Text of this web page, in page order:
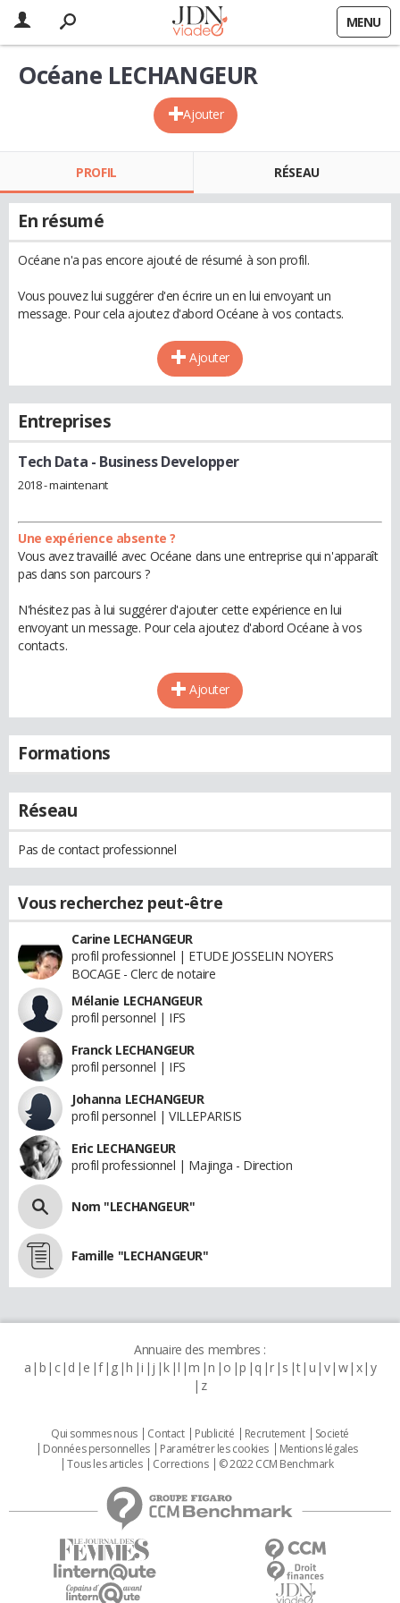
MENU
Ajouter
Océane LECHANGEUR
PROFIL RÉSEAU
En résumé
Océane n'a pas encore ajouté de résumé à son profil.
Vous pouvez lui suggérer d'en écrire un en lui envoyant un
message. Pour cela ajoutez d'abord Océane à vos contacts.
Ajouter
Entreprises
Tech Data - Business Developper
2018 - maintenant
Une expérience absente ?
Vous avez travaillé avec Océane dans une entreprise qui n'apparaît
pas dans son parcours ?
N'hésitez pas à lui suggérer d'ajouter cette expérience en lui
envoyant un message. Pour cela ajoutez d'abord Océane à vos
contacts.
Ajouter
Formations
Réseau
Pas de contact professionnel
Vous recherchez peut-être
Carine LECHANGEUR
profil professionnel | ETUDE JOSSELIN NOYERS
BOCAGE - Clerc de notaire
Mélanie LECHANGEUR
profil personnel | IFS
Franck LECHANGEUR
profil personnel | IFS
Johanna LECHANGEUR
profil personnel | VILLEPARISIS
Eric LECHANGEUR
profil professionnel | Majinga - Direction
Nom "LECHANGEUR"
Famille "LECHANGEUR"
Annuaire des membres :
a b c d e f g h i j k l m n o p q r s t u v w x y
z
Qui sommes nous Contact Publicité Recrutement
Societé
Données personnelles
Paramétrer les cookies
Mentions légales
Tous les articles
Corrections © 2022 CCM Benchmark